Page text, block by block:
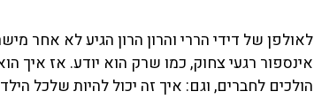
לאולפן של דידי הררי והרון הרון הגיע לא אחר
אינספור רגעי צחוק, כמו שרק הוא יודע. אז
הולכים לחברים, וגם: איך זה יכול להיות שלכל